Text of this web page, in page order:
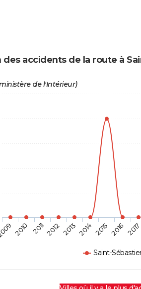
des accidents de la route à
de l'Intérieur)
Saint-
2010 20112012 2013 2014 2015 2016 2017